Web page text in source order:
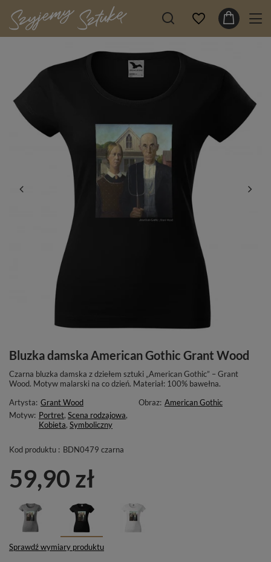
Bluzka damska American Gothic Grant Wood
Czarna bluzka damska z dziełem sztuki „American Gothic” – Grant
Wood. Motyw malarski na co dzień. Materiał: 100% bawełna.
Artysta: Grant Wood Obraz: American Gothic
Motyw: Portret, Scena rodzajowa,
Kobieta, Symboliczny
Kod produktu : BDN0479 czarna
59,90 zł
Sprawdź wymiary produktu